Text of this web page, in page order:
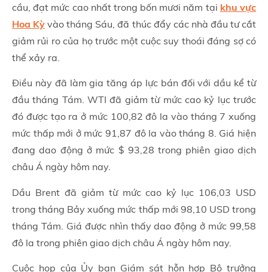
cầu, đạt mức cao nhất trong bốn mươi năm tại khu vực
Hoa Kỳ vào tháng Sáu, đã thúc đẩy các nhà đầu tư cắt
giảm rủi ro của họ trước một cuộc suy thoái đáng sợ có
thể xảy ra.
Điều này đã làm gia tăng áp lực bán đối với dầu kể từ
đầu tháng Tám. WTI đã giảm từ mức cao kỷ lục trước
đó được tạo ra ở mức 100,82 đô la vào tháng 7 xuống
mức thấp mới ở mức 91,87 đô la vào tháng 8. Giá hiện
đang dao động ở mức $ 93,28 trong phiên giao dịch
châu Á ngày hôm nay.
Dầu Brent đã giảm từ mức cao kỷ lục 106,03 USD
trong tháng Bảy xuống mức thấp mới 98,10 USD trong
tháng Tám. Giá được nhìn thấy dao động ở mức 99,58
đô la trong phiên giao dịch châu Á ngày hôm nay.
Cuộc họp của Ủy ban Giám sát hỗn hợp Bộ trưởng